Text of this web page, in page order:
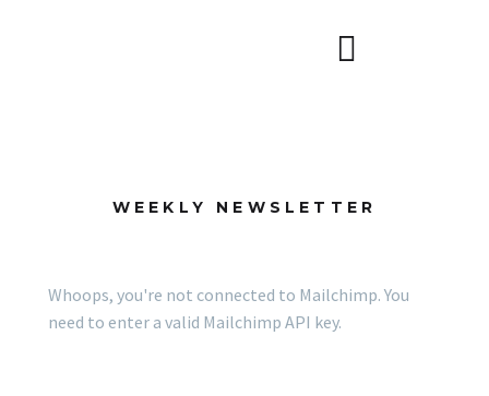
WEEKLY NEWSLETTER
Whoops, you're not connected to Mailchimp. You
need to enter a valid Mailchimp API key.